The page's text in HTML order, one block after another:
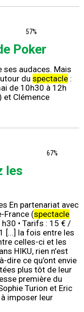
57%
Poker
ses audaces. Mais
du spectacle :
de 10h30 à 12h
et Clémence
67%
les
En partenariat avec
France (spectacle
• Tarifs : 15 € /
[...] la fois entre les
celles-ci et les
HIKU, rien n’est
dire ce qu’ont envie
plus tôt de leur
première du
Turion et Eric
imposer leur